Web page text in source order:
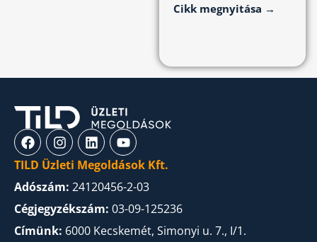
Cikk megnyitása →
TILD Üzleti Megoldások Kft.
Adószám: 24120456-2-03
Cégjegyzékszám: 03-09-125236
Címünk: 6000 Kecskemét, Simonyi u. 7., I/1.